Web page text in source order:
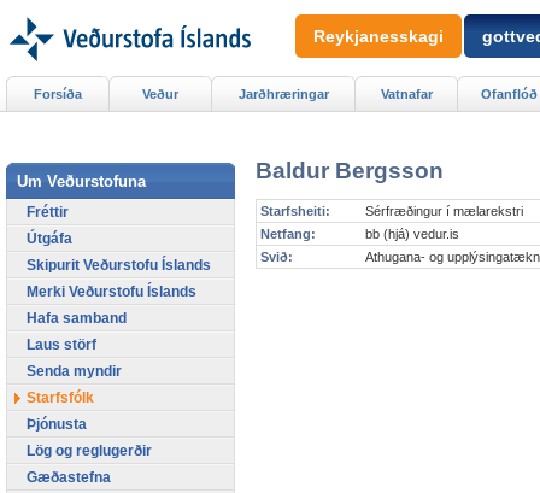
Baldur Bergsson
Starfsheiti:
Sérfræðingur í mælarekstri
Netfang:
bb (hjá) vedur.is
Svið:
Athugana- og
Forsíða Veður Jarðhræringar Vatnafar Ofanflóð
Um Veðurstofuna
Fréttir
Útgáfa
Skipurit Veðurstofu Íslands
Merki Veðurstofu Íslands
Hafa samband
Laus störf
Senda myndir
Starfsfólk
Þjónusta
Lög og reglugerðir
Gæðastefna
Reykjanesskagi